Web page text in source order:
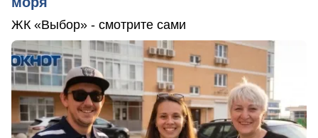
ЖК «Выбор» - смотрите сами